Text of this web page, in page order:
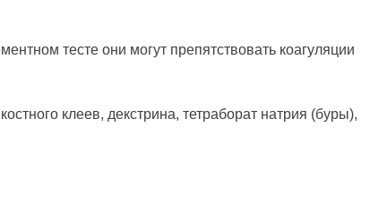
тесте они могут препятствовать коагуляции
клеев, декстрина, тетраборат натрия (буры),